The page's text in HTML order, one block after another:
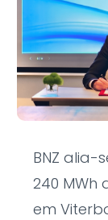
BNZ alia-
240 MWh
em